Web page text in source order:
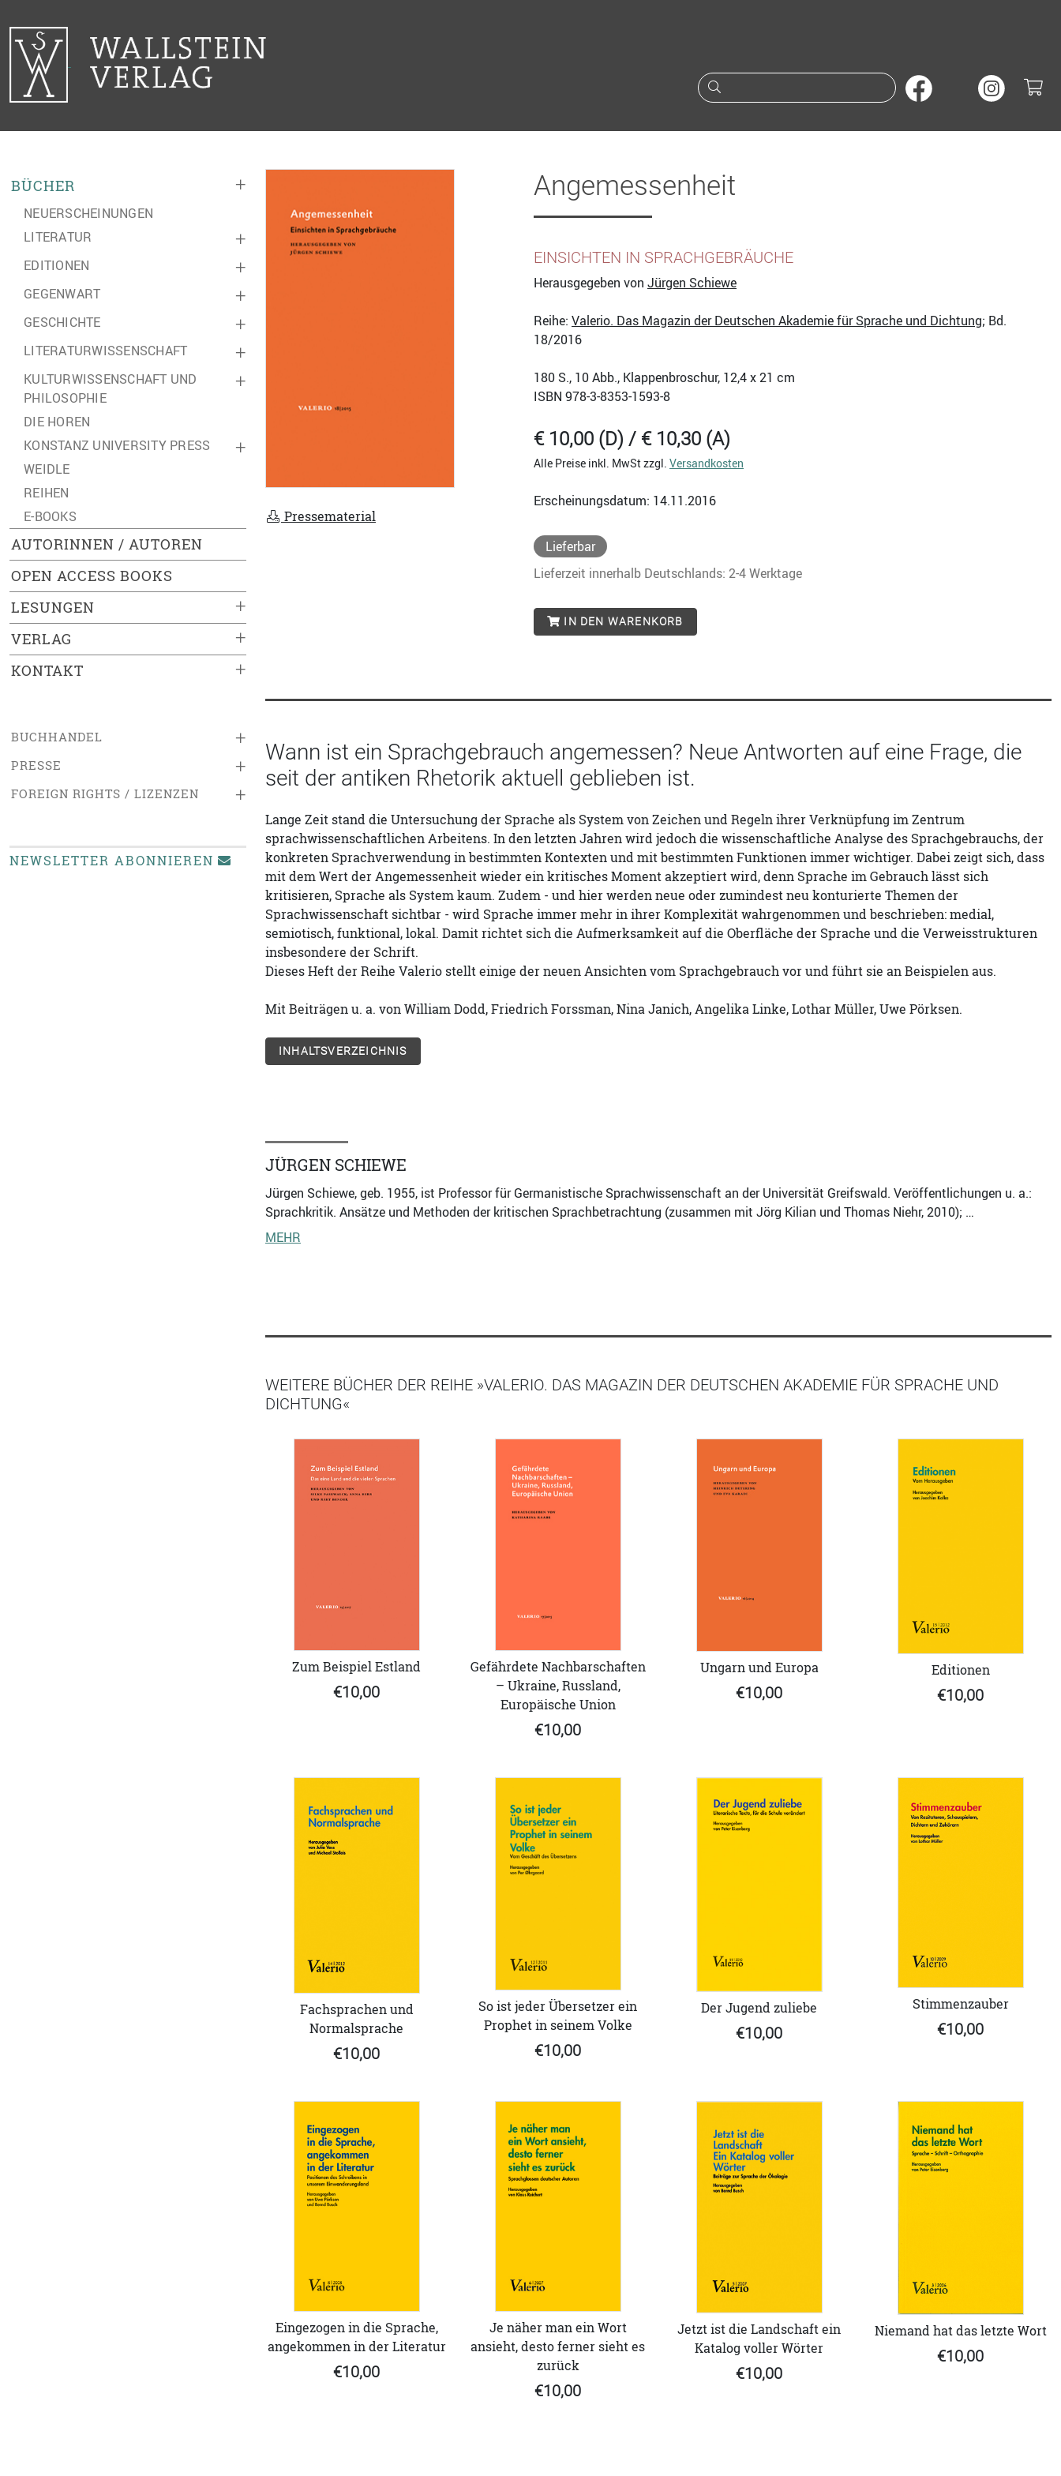
Suche nach Büchern oder
+
BÜCHER
NEUERSCHEINUNGEN
+
LITERATUR
+
EDITIONEN
+
GEGENWART
+
GESCHICHTE
+
LITERATURWISSENSCHAFT
+
KULTURWISSENSCHAFT UND
PHILOSOPHIE
DIE HOREN
+
KONSTANZ UNIVERSITY PRESS
WEIDLE
REIHEN
E-BOOKS
AUTORINNEN / AUTOREN
OPEN ACCESS BOOKS
+
LESUNGEN
+
VERLAG
+
KONTAKT
+
BUCHHANDEL
+
PRESSE
+
FOREIGN RIGHTS / LIZENZEN
NEWSLETTER ABONNIEREN
Pressematerial
Angemessenheit
EINSICHTEN IN SPRACHGEBRÄUCHE
Herausgegeben von Jürgen Schiewe
Reihe: Valerio. Das Magazin der Deutschen Akademie für Sprache und Dichtung; Bd.
18/2016
180 S., 10 Abb., Klappenbroschur, 12,4 x 21 cm
ISBN 978-3-8353-1593-8
€ 10,00 (D) / € 10,30 (A)
Alle Preise inkl. MwSt zzgl. Versandkosten
Erscheinungsdatum: 14.11.2016
Lieferbar
Lieferzeit innerhalb Deutschlands: 2-4 Werktage
IN DEN WARENKORB
Wann ist ein Sprachgebrauch angemessen? Neue Antworten auf eine Frage, die
seit der antiken Rhetorik aktuell geblieben ist.
Lange Zeit stand die Untersuchung der Sprache als System von Zeichen und Regeln ihrer Verknüpfung im Zentrum
sprachwissenschaftlichen Arbeitens. In den letzten Jahren wird jedoch die wissenschaftliche Analyse des Sprachgebrauchs, der
konkreten Sprachverwendung in bestimmten Kontexten und mit bestimmten Funktionen immer wichtiger. Dabei zeigt sich, dass
mit dem Wert der Angemessenheit wieder ein kritisches Moment akzeptiert wird, denn Sprache im Gebrauch lässt sich
kritisieren, Sprache als System kaum. Zudem - und hier werden neue oder zumindest neu konturierte Themen der
Sprachwissenschaft sichtbar - wird Sprache immer mehr in ihrer Komplexität wahrgenommen und beschrieben: medial,
semiotisch, funktional, lokal. Damit richtet sich die Aufmerksamkeit auf die Oberfläche der Sprache und die Verweisstrukturen
insbesondere der Schrift.
Dieses Heft der Reihe Valerio stellt einige der neuen Ansichten vom Sprachgebrauch vor und führt sie an Beispielen aus.
Mit Beiträgen u. a. von William Dodd, Friedrich Forssman, Nina Janich, Angelika Linke, Lothar Müller, Uwe Pörksen.
INHALTSVERZEICHNIS
JÜRGEN SCHIEWE
Jürgen Schiewe, geb. 1955, ist Professor für Germanistische Sprachwissenschaft an der Universität Greifswald. Veröffentlichungen u. a.:
Sprachkritik. Ansätze und Methoden der kritischen Sprachbetrachtung (zusammen mit Jörg Kilian und Thomas Niehr, 2010); …
MEHR
WEITERE BÜCHER DER REIHE »VALERIO. DAS MAGAZIN DER DEUTSCHEN AKADEMIE FÜR SPRACHE UND
DICHTUNG«
Zum Beispiel Estland
€10,00
Gefährdete Nachbarschaften
– Ukraine, Russland,
Europäische Union
€10,00
Ungarn und Europa
€10,00
Editionen
€10,00
Fachsprachen und
Normalsprache
€10,00
So ist jeder Übersetzer ein
Prophet in seinem Volke
€10,00
Der Jugend zuliebe
€10,00
Stimmenzauber
€10,00
Eingezogen in die Sprache,
angekommen in der Literatur
€10,00
Je näher man ein Wort
ansieht, desto ferner sieht es
zurück
€10,00
Jetzt ist die Landschaft ein
Katalog voller Wörter
€10,00
Niemand hat das letzte Wort
€10,00